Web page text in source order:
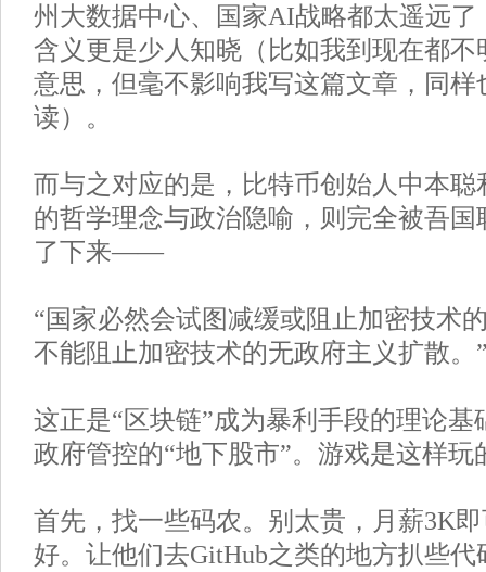
州大数据中心、国家AI战略都太遥远了
含义更是少人知晓（比如我到现在都不
意思，但毫不影响我写这篇文章，同样
读）。
而与之对应的是，比特币创始人中本聪
的哲学理念与政治隐喻，则完全被吾
了下来——
“国家必然会试图减缓或阻止加密技术
不能阻止加密技术的无政府主义扩散。
这正是“区块链”成为暴利手段的理论基
政府管控的“地下股市”。游戏是这样玩
首先，找一些码农。别太贵，月薪3K
好。让他们去GitHub之类的地方扒些